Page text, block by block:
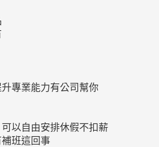
專業能力有公司幫你
以自由安排休假不扣薪
班這回事